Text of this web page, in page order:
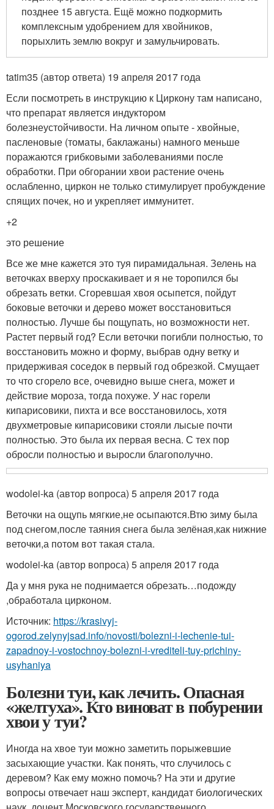
позднее 15 августа. Ещё можно подкормить
комплексным удобрением для хвойников,
порыхлить землю вокруг и замульчировать.
tatim35 (автор ответа) 19 апреля 2017 года
Если посмотреть в инструкцию к Циркону там написано,
что препарат является индуктором
болезнеустойчивости. На личном опыте - хвойные,
пасленовые (томаты, баклажаны) намного меньше
поражаются грибковыми заболеваниями после
обработки. При обгорании хвои растение очень
ослабленно, циркон не только стимулирует пробуждение
спящих почек, но и укрепляет иммунитет.
+2
это решение
Все же мне кажется это туя пирамидальная. Зелень на
веточках вверху проскакивает и я не торопился бы
обрезать ветки. Сгоревшая хвоя осыпется, пойдут
боковые веточки и дерево может восстановиться
полностью. Лучше бы пощупать, но возможности нет.
Растет первый год? Если веточки погибли полностью, то
восстановить можно и форму, выбрав одну ветку и
придерживая соседок в первый год обрезкой. Смущает
то что сгорело все, очевидно выше снега, может и
действие мороза, тогда похуже. У нас горели
кипарисовики, пихта и все восстановилось, хотя
двухметровые кипарисовики стояли лысые почти
полностью. Это была их первая весна. С тех пор
обросли полностью и выросли благополучно.
wodolei-ka (автор вопроса) 5 апреля 2017 года
Веточки на ощупь мягкие,не осыпаются.Втю зиму была
под снегом,после таяния снега была зелёная,как нижние
веточки,а потом вот такая стала.
wodolei-ka (автор вопроса) 5 апреля 2017 года
Да у мня рука не поднимается обрезать…подожду
,обработала цирконом.
Источник: https://krasivyj-
ogorod.zelynyjsad.info/novosti/bolezni-i-lechenie-tui-
zapadnoy-i-vostochnoy-bolezni-i-vrediteli-tuy-prichiny-
usyhaniya
Болезни туи, как лечить. Опасная
«желтуха». Кто виноват в побурении
хвои у туи?
Иногда на хвое туи можно заметить порыжевшие
засыхающие участки. Как понять, что случилось с
деревом? Как ему можно помочь? На эти и другие
вопросы отвечает наш эксперт, кандидат биологических